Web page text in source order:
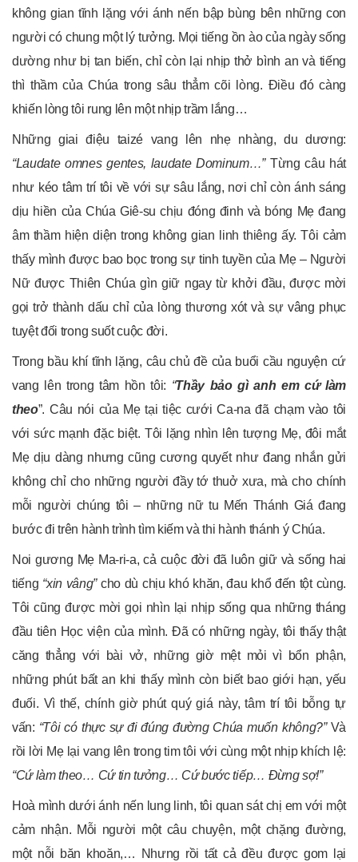
không gian tĩnh lặng với ánh nến bập bùng bên những con
người có chung một lý tưởng. Mọi tiếng ồn ào của ngày sống
dường như bị tan biến, chỉ còn lại nhịp thở bình an và tiếng
thì thầm của Chúa trong sâu thẳm cõi lòng. Điều đó càng
khiến lòng tôi rung lên một nhịp trầm lắng…
Những giai điệu taizé vang lên nhẹ nhàng, du dương:
“Laudate omnes gentes, laudate Dominum…” Từng câu hát
như kéo tâm trí tôi về với sự sâu lắng, nơi chỉ còn ánh sáng
dịu hiền của Chúa Giê-su chịu đóng đinh và bóng Mẹ đang
âm thầm hiện diện trong không gian linh thiêng ấy. Tôi cảm
thấy mình được bao bọc trong sự tinh tuyền của Mẹ – Người
Nữ được Thiên Chúa gìn giữ ngay từ khởi đầu, được mời
gọi trở thành dấu chỉ của lòng thương xót và sự vâng phục
tuyệt đối trong suốt cuộc đời.
Trong bầu khí tĩnh lặng, câu chủ đề của buổi cầu nguyện cứ
vang lên trong tâm hồn tôi: “Thầy bảo gì anh em cứ làm
theo”. Câu nói của Mẹ tại tiệc cưới Ca-na đã chạm vào tôi
với sức mạnh đặc biệt. Tôi lặng nhìn lên tượng Mẹ, đôi mắt
Mẹ dịu dàng nhưng cũng cương quyết như đang nhắn gửi
không chỉ cho những người đầy tớ thuở xưa, mà cho chính
mỗi người chúng tôi – những nữ tu Mến Thánh Giá đang
bước đi trên hành trình tìm kiếm và thi hành thánh ý Chúa.
Noi gương Mẹ Ma-ri-a, cả cuộc đời đã luôn giữ và sống hai
tiếng “xin vâng”cho dù chịu khó khăn, đau khổ đến tột cùng.
Tôi cũng được mời gọi nhìn lại nhịp sống qua những tháng
đầu tiên Học viện của mình. Đã có những ngày, tôi thấy thật
căng thẳng với bài vở, những giờ mệt mỏi vì bổn phận,
những phút bất an khi thấy mình còn biết bao giới hạn, yếu
đuối. Vì thế, chính giờ phút quý giá này, tâm trí tôi bỗng tự
vấn: “Tôi có thực sự đi đúng đường Chúa muốn không?”Và
rồi lời Mẹ lại vang lên trong tim tôi với cùng một nhịp khích lệ:
“Cứ làm theo… Cứ tin tưởng… Cứ bước tiếp… Đừng sợ!”
Hoà mình dưới ánh nến lung linh, tôi quan sát chị em với một
cảm nhận. Mỗi người một câu chuyện, một chặng đường,
một nỗi băn khoăn,… Nhưng rồi tất cả đều được gom lại